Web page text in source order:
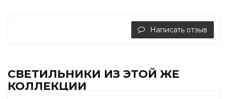
Написать отзыв
СВЕТИЛЬНИКИ ИЗ ЭТОЙ ЖЕ
КОЛЛЕКЦИИ